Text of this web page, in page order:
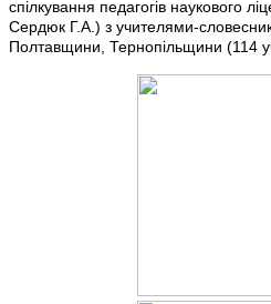
спілкування педагогів наукового
Сердюк Г.А.) з учителями-
Полтавщини, Тернопільщини (114